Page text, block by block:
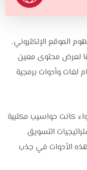
الموقع الإلكتروني.
لعرض محتوى معين
وأدوات برمجية
كانت حواسيب مكتبية
التسويق
هذه الأدوات في جذب